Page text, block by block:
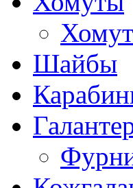
Шайбы